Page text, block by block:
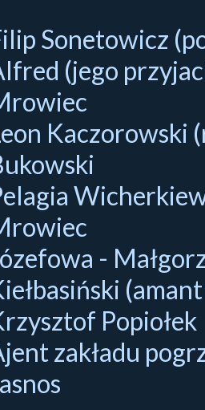
Sonetowicz
(jego
Kaczorowski
-
Popiołek
zakładu